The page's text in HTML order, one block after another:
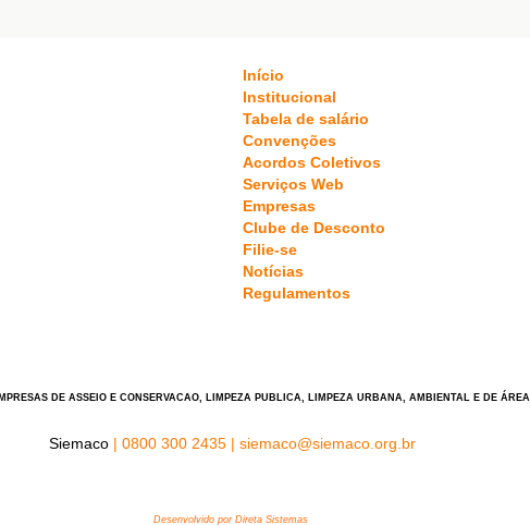
Início
Institucional
Tabela de salário
Convenções
Acordos Coletivos
Serviços Web
Empresas
Clube de Desconto
Filie-se
Notícias
Regulamentos
DE ASSEIO E CONSERVACAO, LIMPEZA PUBLICA, LIMPEZA URBANA, AMBIENTAL E DE
Siemaco | 0800 300 2435| siemaco@siemaco.org.br
Desenvolvido por Direta Sistemas